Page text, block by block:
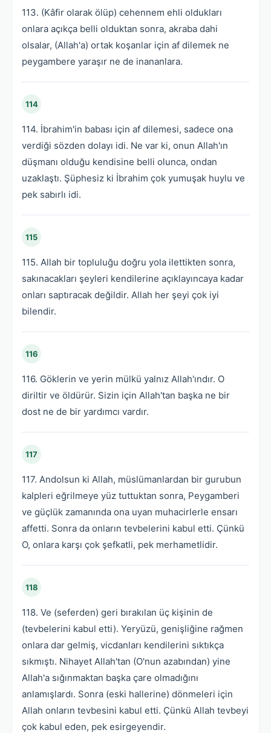
113. (Kâfir olarak ölüp) cehennem ehli oldukları
onlara açıkça belli olduktan sonra, akraba dahi
olsalar, (Allah'a) ortak koşanlar için af dilemek ne
peygambere yaraşır ne de inananlara.
114
114. İbrahim'in babası için af dilemesi, sadece ona
verdiği sözden dolayı idi. Ne var ki, onun Allah'ın
düşmanı olduğu kendisine belli olunca, ondan
uzaklaştı. Şüphesiz ki İbrahim çok yumuşak huylu ve
pek sabırlı idi.
115
115. Allah bir topluluğu doğru yola ilettikten sonra,
sakınacakları şeyleri kendilerine açıklayıncaya kadar
onları saptıracak değildir. Allah her şeyi çok iyi
bilendir.
116
116. Göklerin ve yerin mülkü yalnız Allah'ındır. O
diriltir ve öldürür. Sizin için Allah'tan başka ne bir
dost ne de bir yardımcı vardır.
117
117. Andolsun ki Allah, müslümanlardan bir gurubun
kalpleri eğrilmeye yüz tuttuktan sonra, Peygamberi
ve güçlük zamanında ona uyan muhacirlerle ensarı
affetti. Sonra da onların tevbelerini kabul etti. Çünkü
O, onlara karşı çok şefkatli, pek merhametlidir.
118
118. Ve (seferden) geri bırakılan üç kişinin de
(tevbelerini kabul etti). Yeryüzü, genişliğine rağmen
onlara dar gelmiş, vicdanları kendilerini sıktıkça
sıkmıştı. Nihayet Allah'tan (O'nun azabından) yine
Allah'a sığınmaktan başka çare olmadığını
anlamışlardı. Sonra (eski hallerine) dönmeleri için
Allah onların tevbesini kabul etti. Çünkü Allah tevbeyi
çok kabul eden, pek esirgeyendir.